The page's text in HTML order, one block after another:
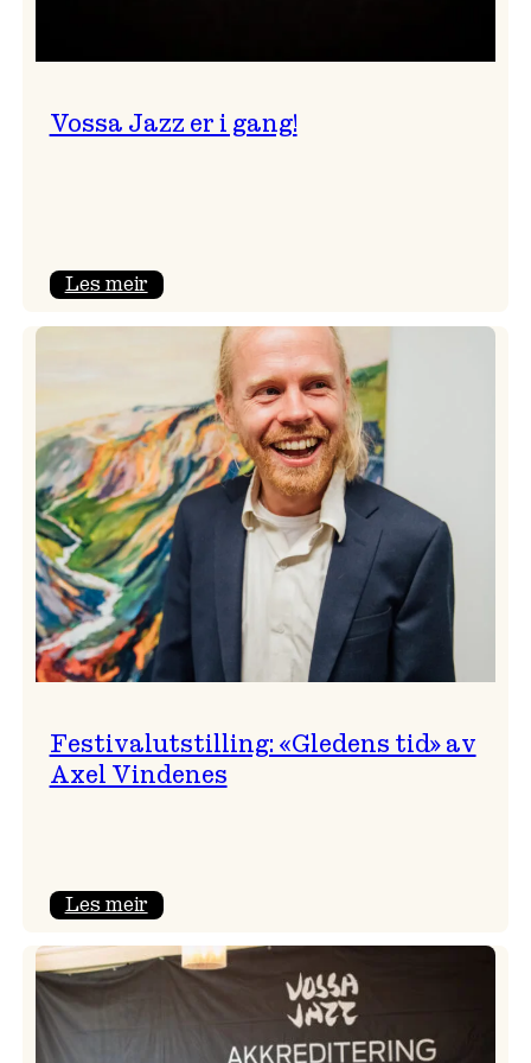
Vossa Jazz er i gang!
Les meir:
gang!
Festivalutstilling: «Gledens tid» av
Axel Vindenes
Les meir:
«Gledens